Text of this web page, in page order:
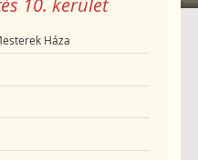
10. kerület
Háza